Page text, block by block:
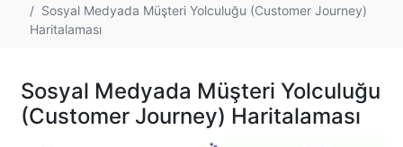
Sosyal Medyada Müşteri Yolculuğu (Customer Journey)
Haritalaması
Sosyal Medyada Müşteri Yolculuğu
(Customer Journey) Haritalaması